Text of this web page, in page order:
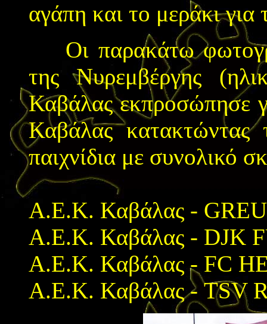
αγάπη και το μεράκι
Οι παρακάτω
της Νυρεμβέργης
Καβάλας εκπροσώπησε
Καβάλας
παιχνίδια με συνολικό
Α.Ε.Κ. Καβάλας -
Α.Ε.Κ. Καβάλας - DJK
Α.Ε.Κ. Καβάλας - FC
Α.Ε.Κ. Καβάλας - TSV